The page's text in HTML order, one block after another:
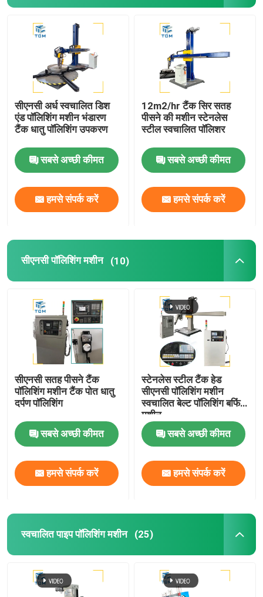
सीएनसी अर्ध स्वचालित डिश
एंड पॉलिशिंग मशीन भंडारण
टैंक धातु पॉलिशिंग उपकरण
सबसे अच्छी कीमत
हमसे संपर्क करें
12m2/hr टैंक सिर सतह
पीसने की मशीन स्टेनलेस
स्टील स्वचालित पॉलिशर
सबसे अच्छी कीमत
हमसे संपर्क करें
सीएनसी पॉलिशिंग मशीन (10)
सीएनसी सतह पीसने टैंक
पॉलिशिंग मशीन टैंक पोत धातु
दर्पण पॉलिशिंग
सबसे अच्छी कीमत
हमसे संपर्क करें
स्टेनलेस स्टील टैंक हेड
सीएनसी पॉलिशिंग मशीन
स्वचालित बेल्ट पॉलिशिंग बफिंग
मशीन
सबसे अच्छी कीमत
हमसे संपर्क करें
स्वचालित पाइप पॉलिशिंग मशीन (25)